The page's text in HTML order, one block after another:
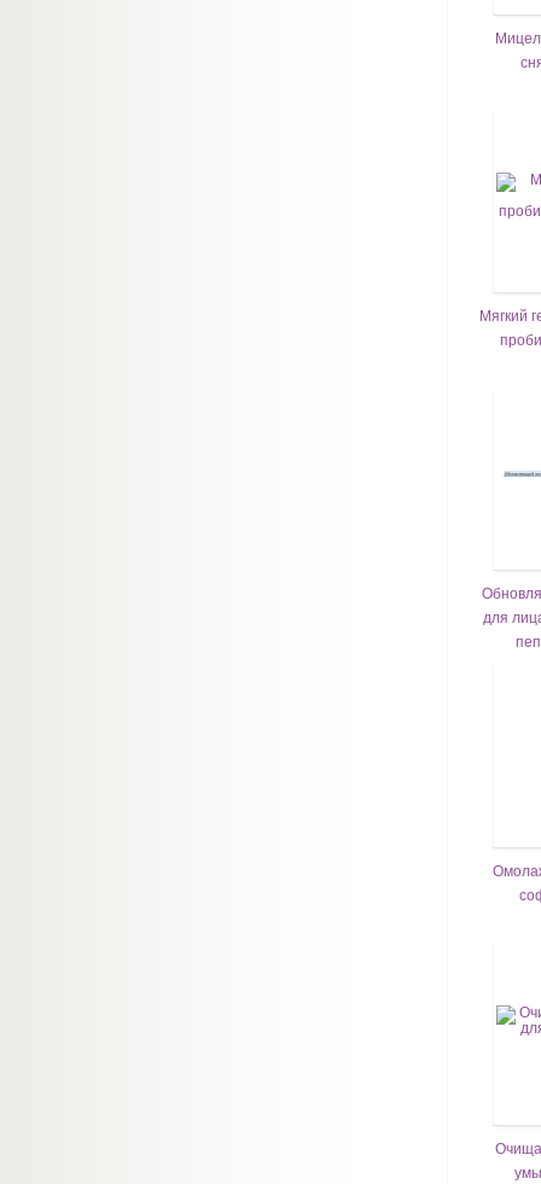
Мягкий
для